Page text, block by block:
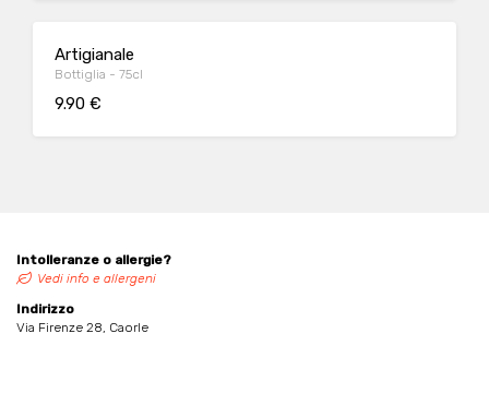
Artigianale
Bottiglia - 75cl
9.90 €
Intolleranze o allergie?
Vedi info e allergeni
Indirizzo
Via Firenze 28, Caorle